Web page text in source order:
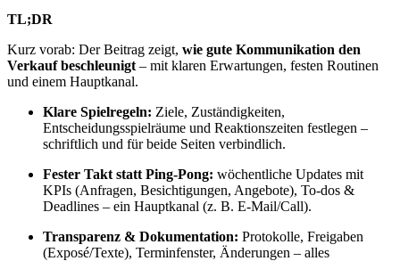
TL;DR
Kurz vorab: Der Beitrag zeigt, wie gute Kommunikation den
Verkauf beschleunigt – mit klaren Erwartungen, festen Routinen
und einem Hauptkanal.
Klare Spielregeln: Ziele, Zuständigkeiten,
Entscheidungsspielräume und Reaktionszeiten festlegen –
schriftlich und für beide Seiten verbindlich.
Fester Takt statt Ping-Pong: wöchentliche Updates mit
KPIs (Anfragen, Besichtigungen, Angebote), To-dos &
Deadlines – ein Hauptkanal (z. B. E-Mail/Call).
Transparenz & Dokumentation: Protokolle, Freigaben
(Exposé/Texte), Terminfenster, Änderungen – alles